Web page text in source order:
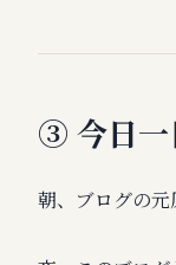
③ 今日一
朝、ブログの元